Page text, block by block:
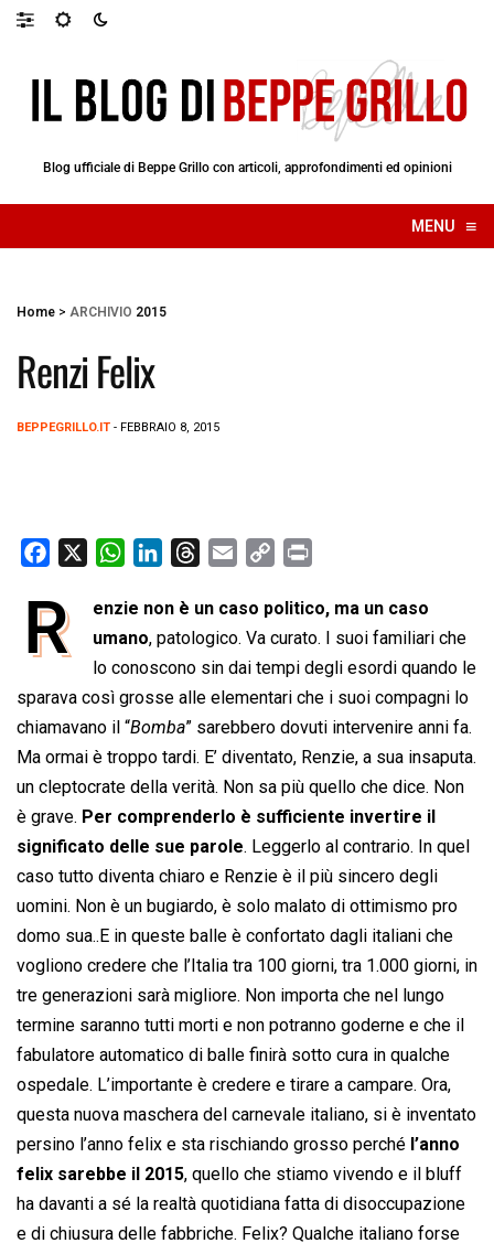
Blog ufficiale di Beppe Grillo con articoli, approfondimenti ed opinioni
MENU ≡
☰
Home > ARCHIVIO 2015
Renzi Felix
BEPPEGRILLO.IT - FEBBRAIO 8, 2015
c
e
o
o
k
W
a
t
s
A
p
p
n
k
e
d
I
n
r
e
a
d
s
a
i
l
p
y
L
i
n
k
i
n
t
R
enzie non è un caso politico, ma un caso
umano, patologico. Va curato. I suoi familiari che
lo conoscono sin dai tempi degli esordi quando le
sparava così grosse alle elementari che i suoi compagni lo
chiamavano il “Bomba” sarebbero dovuti intervenire anni fa.
Ma ormai è troppo tardi. E’ diventato, Renzie, a sua insaputa.
un cleptocrate della verità. Non sa più quello che dice. Non
è grave. Per comprenderlo è sufficiente invertire il
significato delle sue parole. Leggerlo al contrario. In quel
caso tutto diventa chiaro e Renzie è il più sincero degli
uomini. Non è un bugiardo, è solo malato di ottimismo pro
domo sua..E in queste balle è confortato dagli italiani che
vogliono credere che l’Italia tra 100 giorni, tra 1.000 giorni, in
tre generazioni sarà migliore. Non importa che nel lungo
termine saranno tutti morti e non potranno goderne e che il
fabulatore automatico di balle finirà sotto cura in qualche
ospedale. L’importante è credere e tirare a campare. Ora,
questa nuova maschera del carnevale italiano, si è inventato
persino l’anno felix e sta rischiando grosso perché l’anno
felix sarebbe il 2015, quello che stiamo vivendo e il bluff
ha davanti a sé la realtà quotidiana fatta di disoccupazione
e di chiusura delle fabbriche. Felix? Qualche italiano forse